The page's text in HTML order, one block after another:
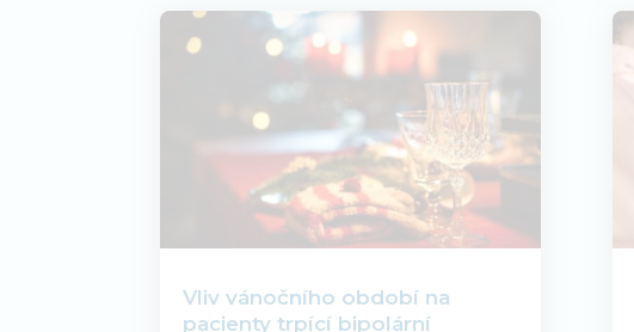
Vliv vánočního období na
pacienty trpící bipolární